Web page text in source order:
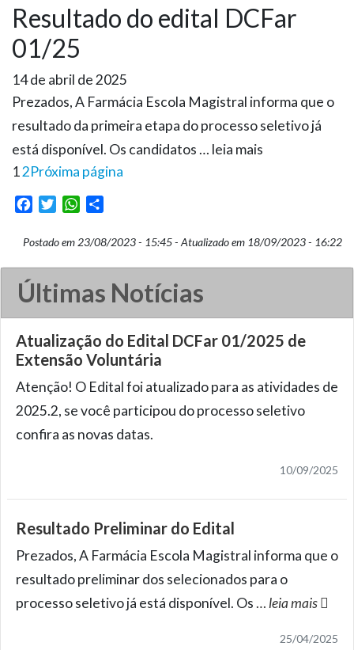
Resultado do edital DCFar
01/25
14 de abril de 2025
Prezados, A Farmácia Escola Magistral informa que o
resultado da primeira etapa do processo seletivo já
está disponível. Os candidatos … leia mais
12Próxima página
FacebookTwitterWhatsApp
Postado em 23/08/2023 - 15:45 - Atualizado em 18/09/2023 - 16:22
Últimas Notícias
Atualização do Edital DCFar 01/2025 de
Extensão Voluntária
Atenção! O Edital foi atualizado para as atividades de
2025.2, se você participou do processo seletivo
confira as novas datas.
10/09/2025
Resultado Preliminar do Edital
Prezados, A Farmácia Escola Magistral informa que o
resultado preliminar dos selecionados para o
processo seletivo já está disponível. Os … leia mais
25/04/2025